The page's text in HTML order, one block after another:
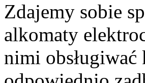
Zdajemy sobie
alkomaty
nimi obsługiwać